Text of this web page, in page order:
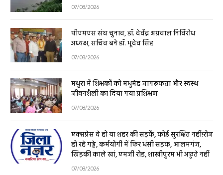
07/08/2026
पीएमएस संघ चुनाव, डॉ. देवेंद्र अग्रवाल निर्विरोध
अध्यक्ष, सचिव बने डॉ. भूदेव सिंह
07/08/2026
मथुरा में शिक्षकों को मधुमेह जागरूकता और स्वस्थ
जीवनशैली का दिया गया प्रशिक्षण
07/08/2026
एक्सप्रेस वे हो या शहर की सड़कें, कोई सुरक्षित नहीं!रोज
हो रहे गड्ढे, कर्मयोगी में फिर धंसी सड़क, आलमगंज,
खिड़की काले खां, एमजी रोड, शास्त्रीपुरम भी अछूते नहीं
07/08/2026